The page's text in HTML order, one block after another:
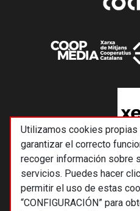
Utilizamos cookies propias
garantizar el correcto
recoger información sobre
servicios. Puedes hacer clic
permitir el uso de estas
“CONFIGURACIÓN” para